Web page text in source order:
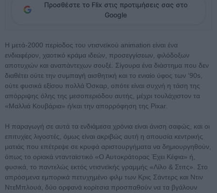
Προσθέστε το Flix στις προτιμήσεις σας στο
Google
H μετά-2000 περίοδος του ντισνεϊκού animation είναι ένα
ενδιαφέρον, χαοτικό κράμα ιδεών, προσεγγίσεων, φιλόδοξων
αποτυχιών και αναπάντεχων σουξέ. Σίγουρα ένα διάστημα που δεν
διαθέτει ούτε την συμπαγή αισθητική και το ενιαίο ύφος των ‘90s,
ούτε φυσικά εξίσου πολλά Όσκαρ, οπότε είναι συχνή η τάση της
απόρριψης όλης της μεσοπεριόδου αυτής, μέχρι τουλάχιστον τα
«Μαλλιά Κουβάρια» ή/και την απορρόφηση της Pixar.
Η παραγωγή σε αυτά τα ενδιάμεσα χρόνια είναι άνιση σαφώς, και οι
επιτυχίες λιγοστές, όμως είναι ακριβώς αυτή η απουσία κεντρικής
ματιάς που επέτρεψε σε κρυφά αριστουργήματα να δημιουργηθούν,
όπως το οριακά ντανταϊστικό «Ο Αυτοκράτορας Έχει Κέφια» ή,
φυσικά, το παντελώς εκτός ντισνεϊκής γραμμής «Λίλο & Στιτς». Στο
απρόσμενα εμπορικά πετυχημένο φιλμ των Κρις Σάντερς και Ντιν
ΝτεΜπλουά, δύο ορφανά κορίτσια προσπαθούν να τα βγάλουν